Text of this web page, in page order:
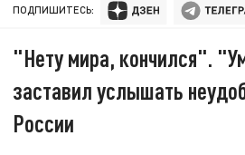
ПОДПИШИТЕСЬ:
"Нету мира, кончился".
заставил услышать
России